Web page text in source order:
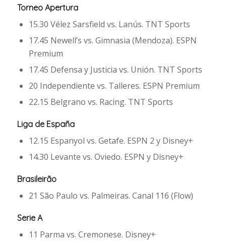
Torneo Apertura
15.30 Vélez Sarsfield vs. Lanús. TNT Sports
17.45 Newell’s vs. Gimnasia (Mendoza). ESPN
Premium
17.45 Defensa y Justicia vs. Unión. TNT Sports
20 Independiente vs. Talleres. ESPN Premium
22.15 Belgrano vs. Racing. TNT Sports
Liga de España
12.15 Espanyol vs. Getafe. ESPN 2 y Disney+
14.30 Levante vs. Oviedo. ESPN y Disney+
Brasileirão
21 São Paulo vs. Palmeiras. Canal 116 (Flow)
Serie A
11 Parma vs. Cremonese. Disney+